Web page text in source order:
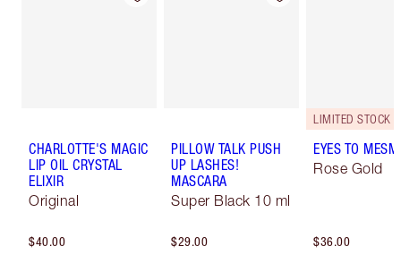
CHARLOTTE'S MAGIC
LIP OIL CRYSTAL
ELIXIR
Original
$40.00
PILLOW TALK PUSH
UP LASHES!
MASCARA
Super Black 10 ml
$29.00
LIMITED STOCK
EYES TO
Rose Gold
$36.00